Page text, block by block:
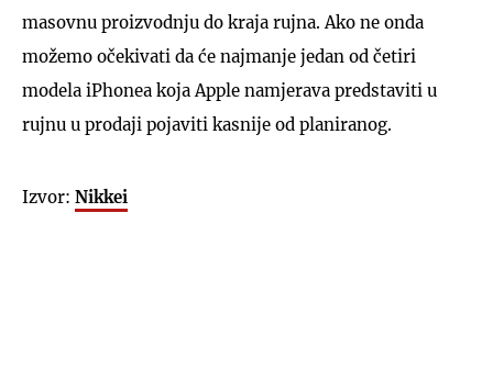
masovnu proizvodnju do kraja rujna. Ako ne onda
možemo očekivati da će najmanje jedan od četiri
modela iPhonea koja Apple namjerava predstaviti u
rujnu u prodaji pojaviti kasnije od planiranog.
Izvor: Nikkei